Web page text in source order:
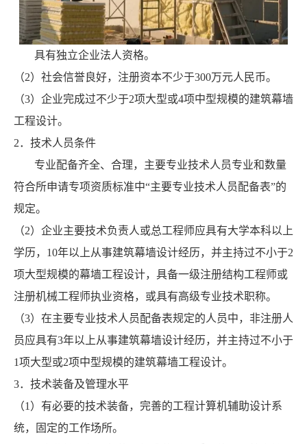
具有独立企业法人资格。
（2）社会信誉良好，注册资本不少于300万元人民币。
（3）企业完成过不少于2项大型或4项中型规模的建筑幕墙
工程设计。
2．技术人员条件
专业配备齐全、合理，主要专业技术人员专业和数量
符合所申请专项资质标准中“主要专业技术人员配备表”的
规定。
（2）企业主要技术负责人或总工程师应具有大学本科以上
学历，10年以上从事建筑幕墙设计经历，并主持过不小于2
项大型规模的幕墙工程设计，具备一级注册结构工程师或
注册机械工程师执业资格，或具有高级专业技术职称。
（3）在主要专业技术人员配备表规定的人员中，非注册人
员应具有3年以上从事建筑幕墙设计经历，并主持过不小于
1项大型或2项中型规模的建筑幕墙工程设计。
3．技术装备及管理水平
（1）有必要的技术装备，完善的工程计算机辅助设计系
统，固定的工作场所。